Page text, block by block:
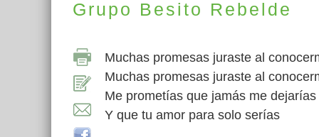
Grupo Besito Rebelde
Muchas promesas juraste al
Muchas promesas juraste al
Me prometías que jamás me dejarías
Y que tu amor para solo serías